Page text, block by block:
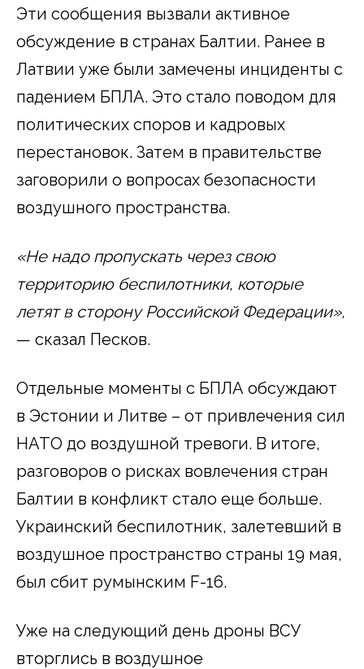
Эти сообщения вызвали активное
обсуждение в странах Балтии. Ранее в
Латвии уже были замечены инциденты с
падением БПЛА. Это стало поводом для
политических споров и кадровых
перестановок. Затем в правительстве
заговорили о вопросах безопасности
воздушного пространства.
«Не надо пропускать через свою
территорию беспилотники, которые
летят в сторону Российской Федерации»,
— сказал Песков.
Отдельные моменты с БПЛА обсуждают
в Эстонии и Литве – от привлечения сил
НАТО до воздушной тревоги. В итоге,
разговоров о рисках вовлечения стран
Балтии в конфликт стало еще больше.
Украинский беспилотник, залетевший в
воздушное пространство страны 19 мая,
был сбит румынским F-16.
Уже на следующий день дроны ВСУ
вторглись в воздушное